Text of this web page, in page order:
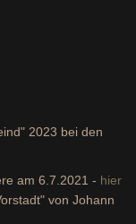
2023 bei den
am 6.7.2021 - hier
von Johann